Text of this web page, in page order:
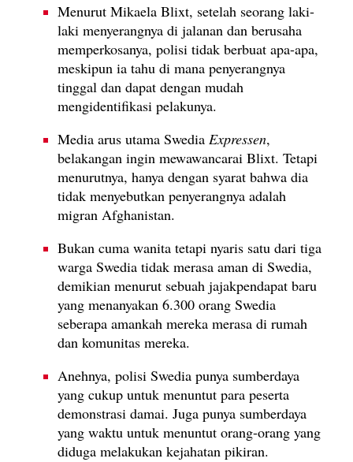
Menurut Mikaela Blixt, setelah seorang laki-
laki menyerangnya di jalanan dan berusaha
memperkosanya, polisi tidak berbuat apa-apa,
meskipun ia tahu di mana penyerangnya
tinggal dan dapat dengan mudah
mengidentifikasi pelakunya.
Media arus utama Swedia Expressen,
belakangan ingin mewawancarai Blixt. Tetapi
menurutnya, hanya dengan syarat bahwa dia
tidak menyebutkan penyerangnya adalah
migran Afghanistan.
Bukan cuma wanita tetapi nyaris satu dari tiga
warga Swedia tidak merasa aman di Swedia,
demikian menurut sebuah jajakpendapat baru
yang menanyakan 6.300 orang Swedia
seberapa amankah mereka merasa di rumah
dan komunitas mereka.
Anehnya, polisi Swedia punya sumberdaya
yang cukup untuk menuntut para peserta
demonstrasi damai. Juga punya sumberdaya
yang waktu untuk menuntut orang-orang yang
diduga melakukan kejahatan pikiran.